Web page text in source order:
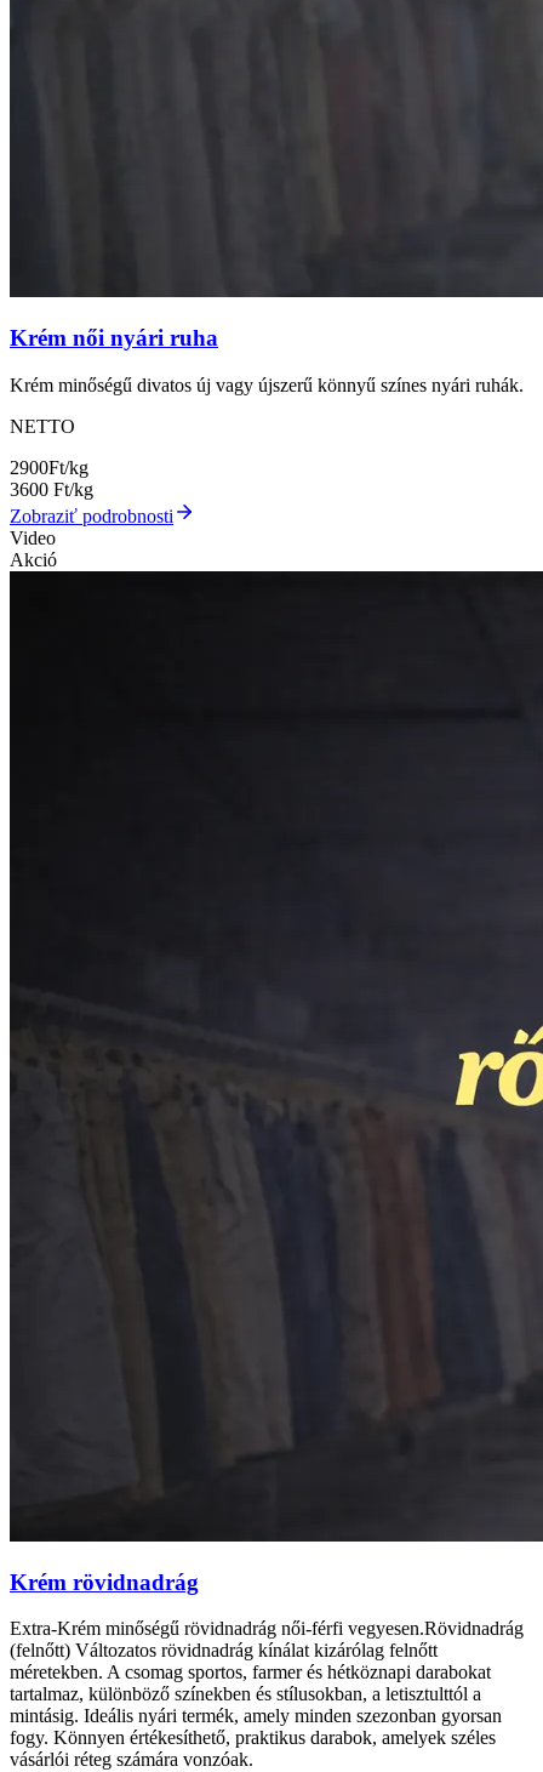
Krém női nyári ruha
Krém minőségű divatos új vagy újszerű könnyű színes nyári ruhák.
NETTO
2900Ft/kg
3600 Ft/kg
Zobraziť podrobnosti
Video
Akció
Krém rövidnadrág
Extra-Krém minőségű rövidnadrág női-férfi vegyesen.Rövidnadrág
(felnőtt) Változatos rövidnadrág kínálat kizárólag felnőtt
méretekben. A csomag sportos, farmer és hétköznapi darabokat
tartalmaz, különböző színekben és stílusokban, a letisztulttól a
mintásig. Ideális nyári termék, amely minden szezonban gyorsan
fogy. Könnyen értékesíthető, praktikus darabok, amelyek széles
vásárlói réteg számára vonzóak.